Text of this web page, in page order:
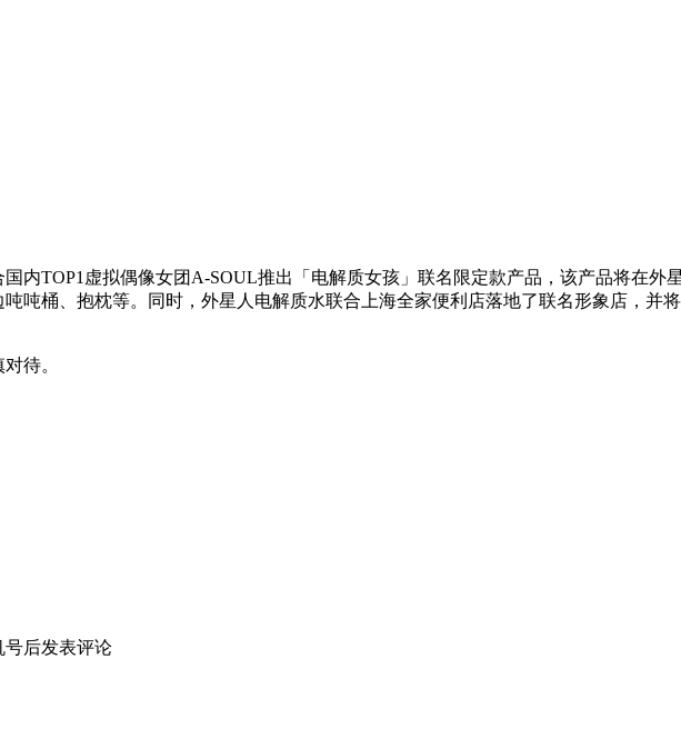
内TOP1虚拟偶像女团A-SOUL推出「电解质女孩」联名限定款产品，该产品将在外
吨桶、抱枕等。同时，外星人电解质水联合上海全家便利店落地了联名形象店，并
待。
号后发表评论